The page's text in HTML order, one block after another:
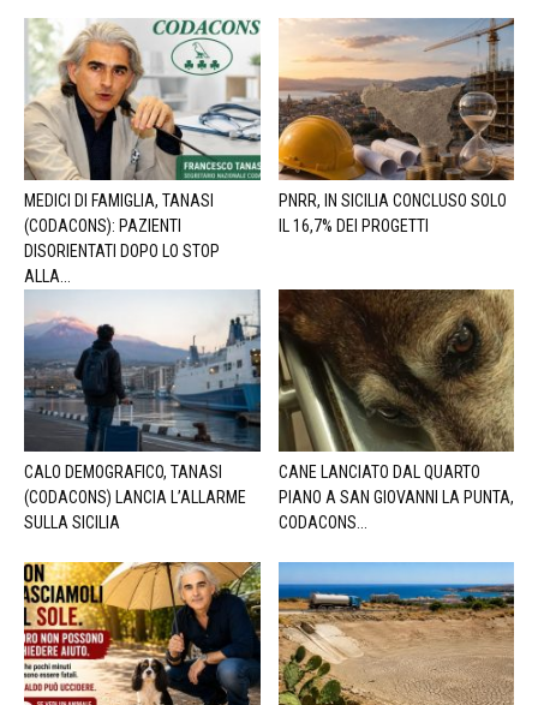
MEDICI DI FAMIGLIA, TANASI
(CODACONS): PAZIENTI
DISORIENTATI DOPO LO STOP
ALLA...
PNRR, IN SICILIA CONCLUSO SOLO
IL 16,7% DEI PROGETTI
CALO DEMOGRAFICO, TANASI
(CODACONS) LANCIA L’ALLARME
SULLA SICILIA
CANE LANCIATO DAL QUARTO
PIANO A SAN GIOVANNI LA PUNTA,
CODACONS...